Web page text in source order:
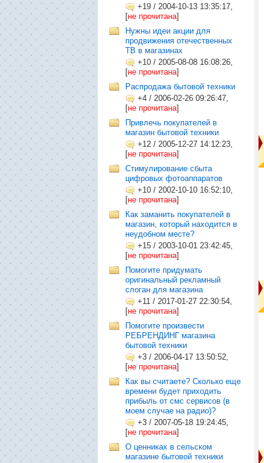
+19 / 2004-10-13 13:35:17,
[не прочитана]
Нужны идеи акции для
продвижения отечественных
ТВ в магазинах
+10 / 2005-08-08 16:08:26,
[не прочитана]
Распродажа бытовой техники
+4 / 2006-02-26 09:26:47,
[не прочитана]
Привлечь покупателей в
магазин бытовой техники
+12 / 2005-12-27 14:12:23,
[не прочитана]
Стимулирование сбыта
цифровых фотоаппаратов
+10 / 2002-10-10 16:52:10,
[не прочитана]
Как заманить покупателей в
магазин, который находится в
неудобном месте?
+15 / 2003-10-01 23:42:45,
[не прочитана]
Помогите придумать
оригинальный рекламный
слоган для магазина
+11 / 2017-01-27 22:30:54,
[не прочитана]
Помогите произвести
РЕБРЕНДИНГ магазина
бытовой техники
+3 / 2006-04-17 13:50:52,
[не прочитана]
Как вы считаете? Сколько еще
времени будет приходить
прибыль от смс сервисов (в
моем случае на радио)?
+3 / 2007-05-18 19:24:45,
[не прочитана]
О ценниках в сельском
магазине бытовой техники